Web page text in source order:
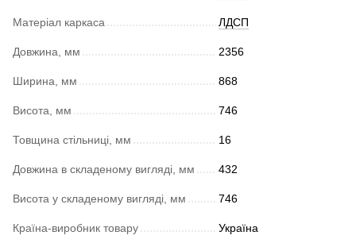
Матеріал каркаса ЛДСП
Довжина, мм 2356
Ширина, мм 868
Висота, мм 746
Товщина стільниці, мм 16
Довжина в складеному вигляді, мм 432
Висота у складеному вигляді, мм 746
Країна-виробник товару Україна